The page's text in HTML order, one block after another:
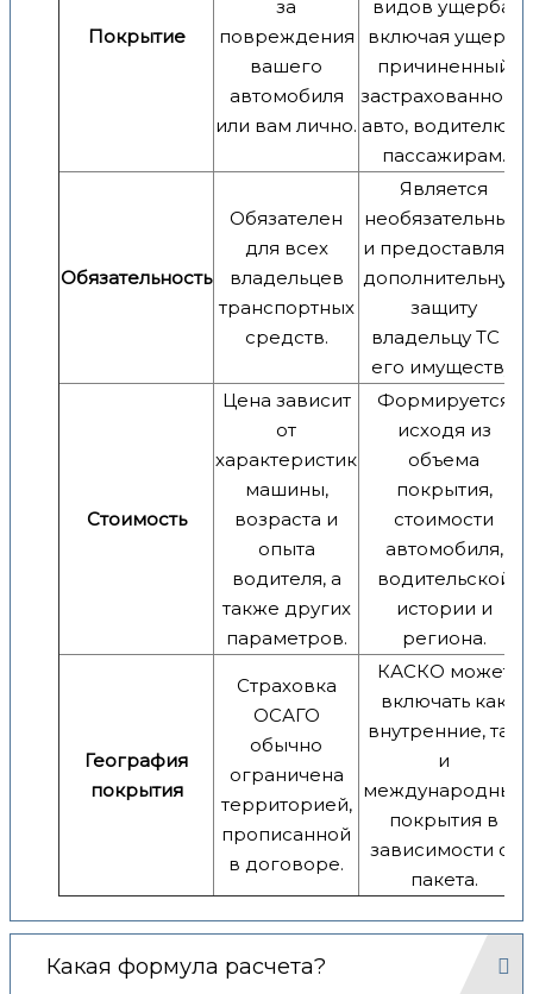
Покрытие
за
повреждения
вашего
автомобиля
или вам лично.
видов ущерба,
включая ущерб,
причиненный
застрахованному
авто, водителю и
пассажирам.
Обязательность
Обязателен
для всех
владельцев
транспортных
средств.
Является
необязательным
и предоставляет
дополнительную
защиту
владельцу ТС и
его имуществу.
Стоимость
Цена зависит
от
характеристик
машины,
возраста и
опыта
водителя, а
также других
параметров.
Формируется
исходя из
объема
покрытия,
стоимости
автомобиля,
водительской
истории и
региона.
География
покрытия
Страховка
ОСАГО
обычно
ограничена
территорией,
прописанной
в договоре.
КАСКО может
включать как
внутренние, так
и
международные
покрытия в
зависимости от
пакета.
Какая формула расчета?